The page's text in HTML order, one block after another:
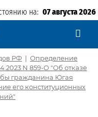
на: 07 августа 2026
РФ | Определение
N 859-О "Об отказе
гражданина Югая
его конституционных